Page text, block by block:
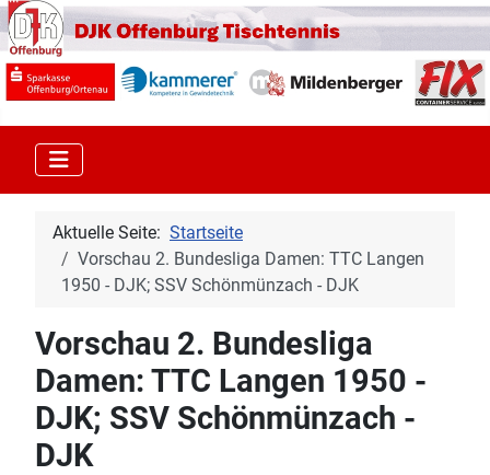
Aktuelle Seite: Startseite
Vorschau 2. Bundesliga Damen: TTC Langen
1950 - DJK; SSV Schönmünzach - DJK
Vorschau 2. Bundesliga
Damen: TTC Langen 1950 -
DJK; SSV Schönmünzach -
DJK